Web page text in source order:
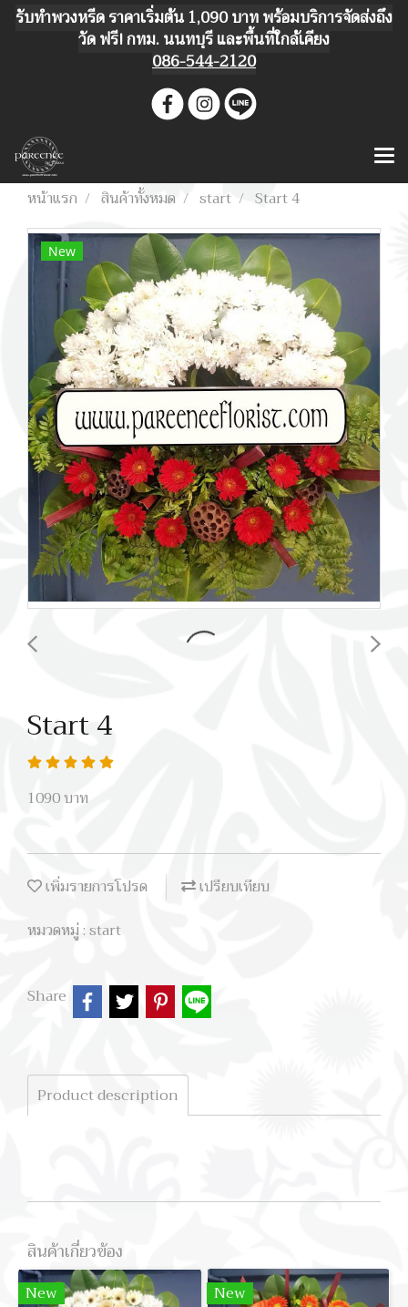
รับทำพวงหรีด ราคาเริ่มต้น 1,090 บาท พร้อมบริการจัดส่งถึง
วัด ฟรี! กทม. นนทบุรี และพื้นที่ใกล้เคียง
086-544-2120
หน้าแรก สินค้าทั้งหมด start Start 4
New
Start 4
1090 บาท
เพิ่มรายการโปรด
เปรียบเทียบ
หมวดหมู่ :start
Share
Product description
สินค้าเกี่ยวข้อง
New New